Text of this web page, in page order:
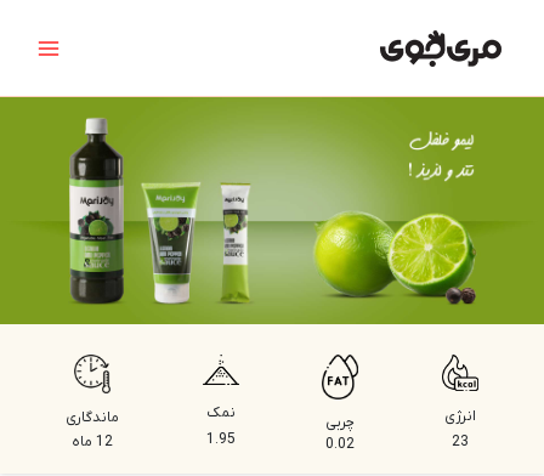
Menu
انرژی
23
چربی
0.02
نمک
1.95
ماندگاری
12 ماه